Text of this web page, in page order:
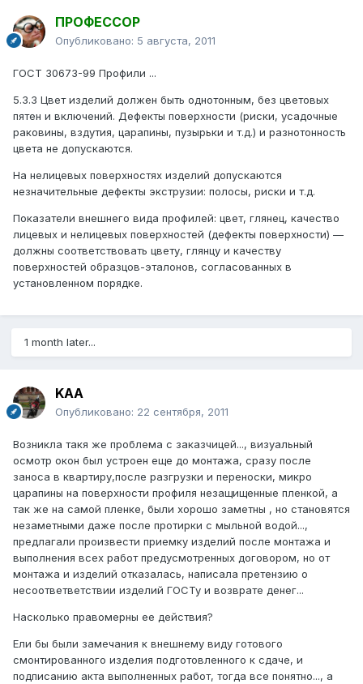
ПРОФЕССОР
Опубликовано: 5 августа, 2011
ГОСТ 30673-99 Профили ...
5.3.3 Цвет изделий должен быть однотонным, без цветовых
пятен и включений. Дефекты поверхности (риски, усадочные
раковины, вздутия, царапины, пузырьки и т.д.) и разнотонность
цвета не допускаются.
На нелицевых поверхностях изделий допускаются
незначительные дефекты экструзии: полосы, риски и т.д.
Показатели внешнего вида профилей: цвет, глянец, качество
лицевых и нелицевых поверхностей (дефекты поверхности) —
должны соответствовать цвету, глянцу и качеству
поверхностей образцов-эталонов, согласованных в
установленном порядке.
1 month later...
KAA
Опубликовано: 22 сентября, 2011
Возникла такя же проблема с заказчицей..., визуальный
осмотр окон был устроен еще до монтажа, сразу после
заноса в квартиру,после разгрузки и переноски, микро
царапины на поверхности профиля незащищенные пленкой, а
так же на самой пленке, были хорошо заметны , но становятся
незаметными даже после протирки с мыльной водой...,
предлагали произвести приемку изделий после монтажа и
выполнения всех работ предусмотренных договором, но от
монтажа и изделий отказалась, написала претензию о
несоответветствии изделий ГОСТу и возврате денег...
Насколько правомерны ее действия?
Ели бы были замечания к внешнему виду готового
смонтированного изделия подготовленного к сдаче, и
подписанию акта выполненных работ, тогда все понятно..., а